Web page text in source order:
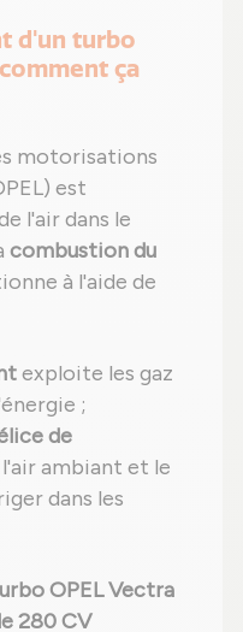
d'un turbo
ça
motorisations
est
l'air dans le
combustion du
à l'aide de
exploite les gaz
;
de
ambiant et le
dans les
OPEL Vectra
280 CV